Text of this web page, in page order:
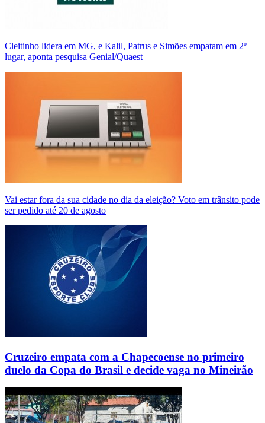
Cleitinho lidera em MG, e Kalil, Patrus e Simões empatam em 2º
lugar, aponta pesquisa Genial/Quaest
Vai estar fora da sua cidade no dia da eleição? Voto em trânsito pode
ser pedido até 20 de agosto
Cruzeiro empata com a Chapecoense no primeiro
duelo da Copa do Brasil e decide vaga no Mineirão